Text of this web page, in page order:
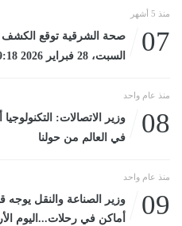
منذ 5 أشهر
07
السبت، 28 فبراير 2026 09:18 مـ
منذ عام واحد
08
وزير الاتصالات:
في العالم من حولنا
منذ عام واحد
09
وزير الصناعة والنقل يوجه